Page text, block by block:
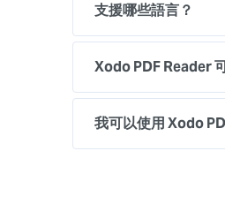
支援哪些語言？
Xodo PDF Reader
我可以使用 Xodo